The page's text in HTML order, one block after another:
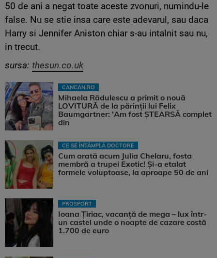
50 de ani a negat toate aceste zvonuri, numindu-le
false. Nu se stie insa care este adevarul, sau daca
Harry si Jennifer Aniston chiar s-au intalnit sau nu,
in trecut.
sursa: thesun.co.uk
CANCAN.RO
Mihaela Rădulescu a primit o nouă
LOVITURĂ de la părinții lui Felix
Baumgartner: 'Am fost ȘTEARSĂ complet
din
CE SE ÎNTÂMPLĂ DOCTORE
Cum arată acum Julia Chelaru, fosta
membră a trupei Exotic! Și-a etalat
formele voluptoase, la aproape 50 de ani
PROSPORT
Ioana Țiriac, vacanță de mega – lux într-
un castel unde o noapte de cazare costă
1.700 de euro